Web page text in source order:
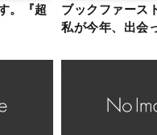
。『超
ブックファース
私が今年、出会